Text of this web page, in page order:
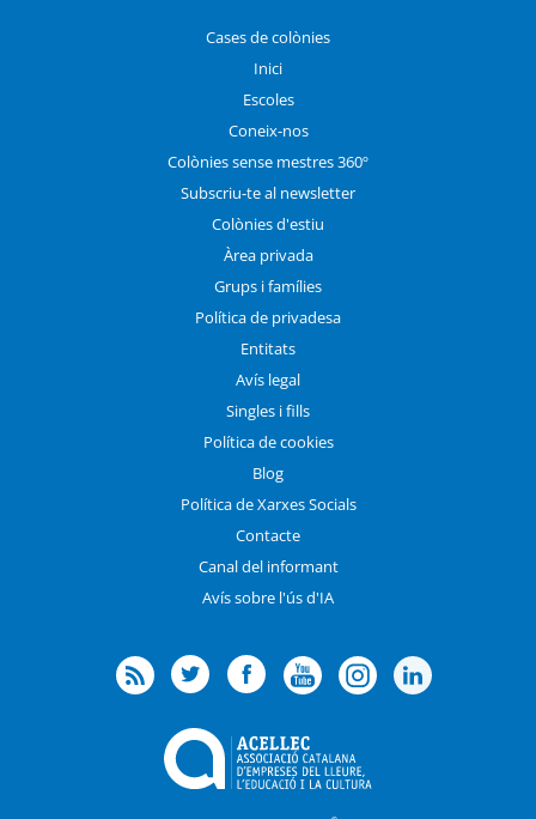
Cases de colònies
Inici
Escoles
Coneix-nos
Colònies sense mestres 360º
Subscriu-te al newsletter
Colònies d'estiu
Àrea privada
Grups i famílies
Política de privadesa
Entitats
Avís legal
Singles i fills
Política de cookies
Blog
Política de Xarxes Socials
Contacte
Canal del informant
Avís sobre l'ús d'IA